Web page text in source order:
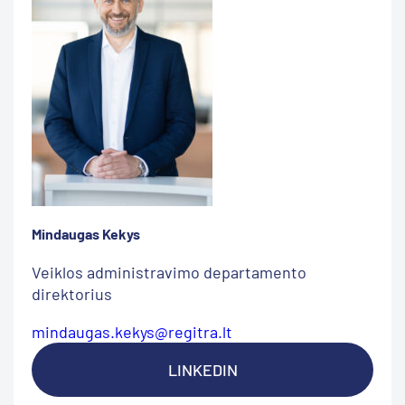
Mindaugas Kekys
Veiklos administravimo departamento
direktorius
mindaugas.kekys@regitra.lt
LINKEDIN